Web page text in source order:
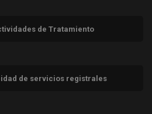
de Tratamiento
de servicios registrales